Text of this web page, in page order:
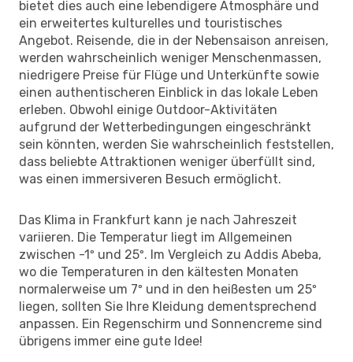
bietet dies auch eine lebendigere Atmosphäre und
ein erweitertes kulturelles und touristisches
Angebot. Reisende, die in der Nebensaison anreisen,
werden wahrscheinlich weniger Menschenmassen,
niedrigere Preise für Flüge und Unterkünfte sowie
einen authentischeren Einblick in das lokale Leben
erleben. Obwohl einige Outdoor-Aktivitäten
aufgrund der Wetterbedingungen eingeschränkt
sein könnten, werden Sie wahrscheinlich feststellen,
dass beliebte Attraktionen weniger überfüllt sind,
was einen immersiveren Besuch ermöglicht.
Das Klima in Frankfurt kann je nach Jahreszeit
variieren. Die Temperatur liegt im Allgemeinen
zwischen -1º und 25º. Im Vergleich zu Addis Abeba,
wo die Temperaturen in den kältesten Monaten
normalerweise um 7º und in den heißesten um 25º
liegen, sollten Sie Ihre Kleidung dementsprechend
anpassen. Ein Regenschirm und Sonnencreme sind
übrigens immer eine gute Idee!